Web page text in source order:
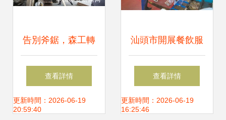
告別斧鋸，森工轉
型 餐飲服務開辟綠
色新紅利
查看詳情
更新時間：2026-06-19
20:59:40
汕頭市開展餐飲服
務突擊檢查 全力守
護節日期間食品安
查看詳情
更新時間：2026-06-19
16:25:46